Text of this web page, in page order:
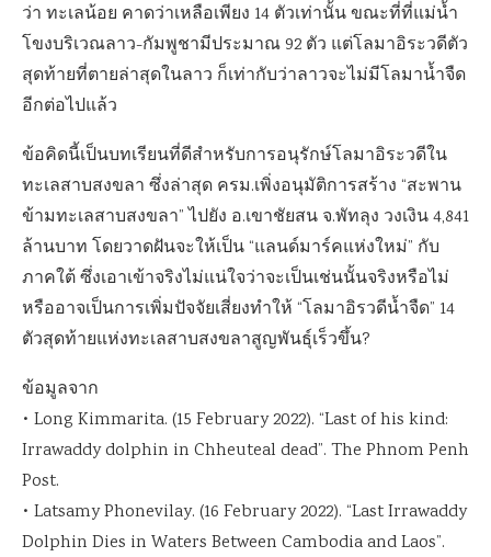
ว่า ทะเลน้อย คาดว่าเหลือเพียง 14 ตัวเท่านั้น ขณะที่ที่แม่น้ำ
โขงบริเวณลาว-กัมพูชามีประมาณ 92 ตัว แต่โลมาอิระวดีตัว
สุดท้ายที่ตายล่าสุดในลาว ก็เท่ากับว่าลาวจะไม่มีโลมาน้ำจืด
อีกต่อไปแล้ว
ข้อคิดนี้เป็นบทเรียนที่ดีสำหรับการอนุรักษ์โลมาอิระวดีใน
ทะเลสาบสงขลา ซึ่งล่าสุด ครม.เพิ่งอนุมัติการสร้าง “สะพาน
ข้ามทะเลสาบสงขลา” ไปยัง อ.เขาชัยสน จ.พัทลุง วงเงิน 4,841
ล้านบาท โดยวาดฝันจะให้เป็น “แลนด์มาร์คแห่งใหม่” กับ
ภาคใต้ ซึ่งเอาเข้าจริงไม่แน่ใจว่าจะเป็นเช่นนั้นจริงหรือไม่
หรืออาจเป็นการเพิ่มปัจจัยเสี่ยงทำให้ “โลมาอิรวดีน้ำจืด” 14
ตัวสุดท้ายแห่งทะเลสาบสงขลาสูญพันธุ์เร็วขึ้น?
ข้อมูลจาก
• Long Kimmarita. (15 February 2022). “Last of his kind:
Irrawaddy dolphin in Chheuteal dead”. The Phnom Penh
Post.
• Latsamy Phonevilay. (16 February 2022). “Last Irrawaddy
Dolphin Dies in Waters Between Cambodia and Laos”.